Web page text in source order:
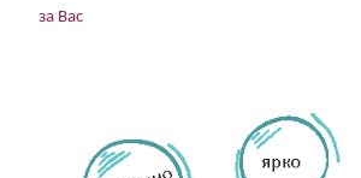
за Вас